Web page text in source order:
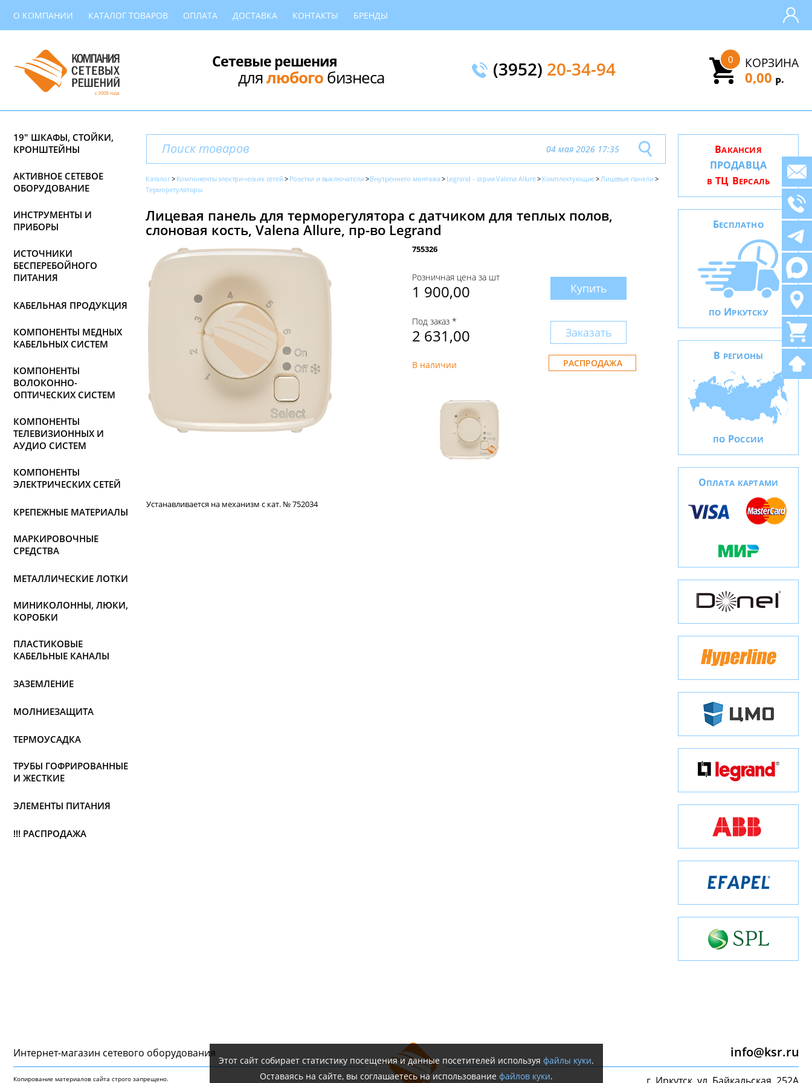
О КОМПАНИИ КАТАЛОГ ТОВАРОВ ОПЛАТА ДОСТАВКА КОНТАКТЫ БРЕНДЫ
Сетевые решения
длялюбогобизнеса (3952) 20-34-94 КОРЗИНА
0
0,00 Р.
19" ШКАФЫ, СТОЙКИ,
КРОНШТЕЙНЫ
АКТИВНОЕ СЕТЕВОЕ
ОБОРУДОВАНИЕ
ИНСТРУМЕНТЫ И
ПРИБОРЫ
ИСТОЧНИКИ
БЕСПЕРЕБОЙНОГО
ПИТАНИЯ
КАБЕЛЬНАЯ ПРОДУКЦИЯ
КОМПОНЕНТЫ МЕДНЫХ
КАБЕЛЬНЫХ СИСТЕМ
КОМПОНЕНТЫ
ВОЛОКОННО-
ОПТИЧЕСКИХ СИСТЕМ
КОМПОНЕНТЫ
ТЕЛЕВИЗИОННЫХ И
АУДИО СИСТЕМ
КОМПОНЕНТЫ
ЭЛЕКТРИЧЕСКИХ СЕТЕЙ
КРЕПЕЖНЫЕ МАТЕРИАЛЫ
МАРКИРОВОЧНЫЕ
СРЕДСТВА
МЕТАЛЛИЧЕСКИЕ ЛОТКИ
МИНИКОЛОННЫ, ЛЮКИ,
КОРОБКИ
ПЛАСТИКОВЫЕ
КАБЕЛЬНЫЕ КАНАЛЫ
ЗАЗЕМЛЕНИЕ
МОЛНИЕЗАЩИТА
ТЕРМОУСАДКА
ТРУБЫ ГОФРИРОВАННЫЕ
И ЖЕСТКИЕ
ЭЛЕМЕНТЫ ПИТАНИЯ
!!! РАСПРОДАЖА
04 мая 2026 17:35
Каталог Компоненты электрических сетей Розетки и выключатели Внутреннего монтажа Legrand - серия Valena Allure Комплектующие
Лицевые панели
Терморегуляторы
Лицевая панель для терморегулятора с датчиком для теплых полов,
слоновая кость, Valena Allure, пр-во Legrand
755326
Розничная цена за шт
1 900,00 Купить
Под заказ *
2 631,00 Заказать
В наличии РАСПРОДАЖА
Устанавливается на механизм с кат. № 752034
ВАКАНСИЯ
ПРОДАВЦА
В ТЦ ВЕРСАЛЬ
БЕСПЛАТНО
ПО ИРКУТСКУ
В РЕГИОНЫ
ПО РОССИИ
ОПЛАТА КАРТАМИ
Интернет-магазин сетeвого оборудования
Копирование материалов сайта строго запрещено.
info@ksr.ru
Этот сайт собирает статистику посещения и данные посетителей используя файлы куки.
Оставаясь на сайте, вы соглашаетесь на использование файлов куки.